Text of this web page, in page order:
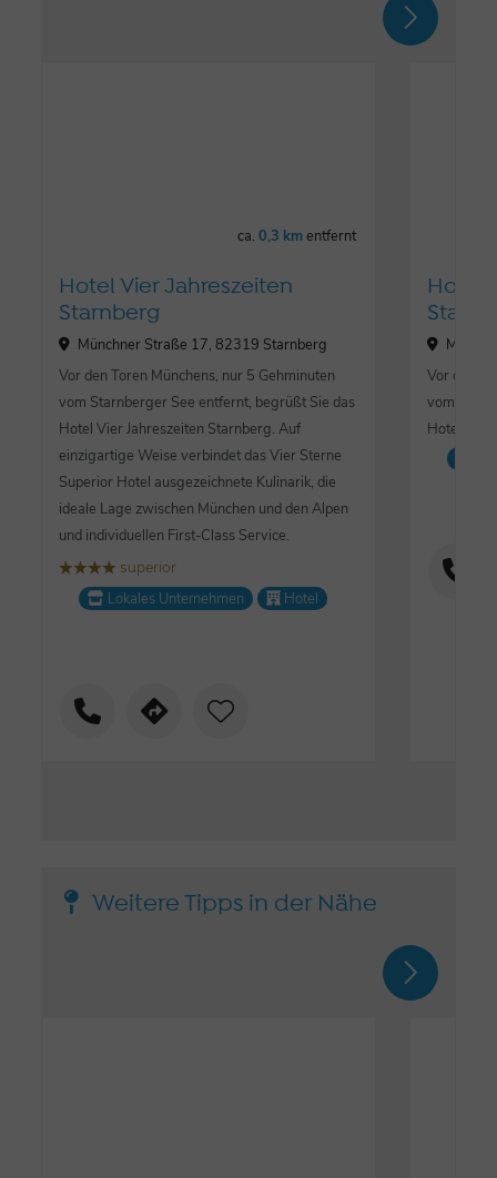
ca.0,3 kmentfernt
Hotel Vier Jahreszeiten
Starnberg
Münchner Straße 17, 82319 Starnberg
Vor den Toren Münchens, nur 5 Gehminuten
vom Starnberger See entfernt, begrüßt Sie das
Hotel Vier Jahreszeiten Starnberg. Auf
einzigartige Weise verbindet das Vier Sterne
Superior Hotel ausgezeichnete Kulinarik, die
ideale Lage zwischen München und den Alpen
und individuellen First-Class Service.
țțțț superior
Lokales Unternehmen Hotel
Hotel
Vor den
vom
Hotel Vier
Weitere Tipps in der Nähe